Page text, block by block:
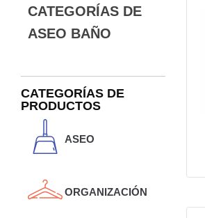
CATEGORÍAS DE
ASEO BAÑO
CATEGORÍAS DE
PRODUCTOS
ASEO
ORGANIZACIÓN